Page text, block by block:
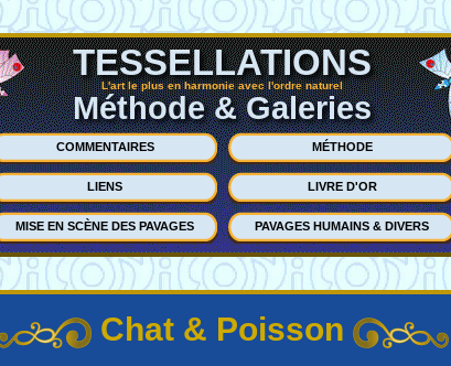
TESSELLATIONS
L'art le plus en harmonie avec l'ordre naturel
Méthode & Galeries
COMMENTAIRES MÉTHODE
LIENS LIVRE D'OR
MISE EN SCÈNE DES PAVAGES PAVAGES HUMAINS & DIVERS
Chat & Poisson